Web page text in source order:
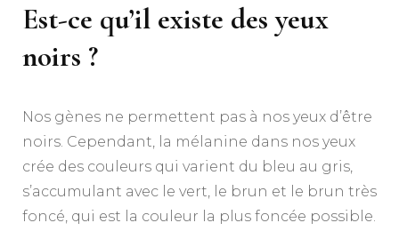
Est-ce qu’il existe des yeux
noirs ?
Nos gènes ne permettent pas à nos yeux d’être
noirs. Cependant, la mélanine dans nos yeux
crée des couleurs qui varient du bleu au gris,
s’accumulant avec le vert, le brun et le brun très
foncé, qui est la couleur la plus foncée possible.